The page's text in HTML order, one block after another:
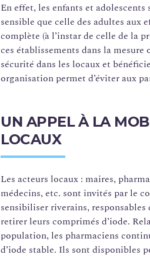
En effet, les enfants et
sensible que celle des adultes aux
complète (à l’instar de celle de la
ces établissements dans la mesure
sécurité dans les locaux et
organisation permet d’éviter aux
UN APPEL À LA
LOCAUX
Les acteurs locaux : maires,
médecins, etc. sont invités par le
sensibiliser riverains, responsables
retirer leurs comprimés d’iode.
population, les pharmaciens
d’iode stable. Ils sont disponibles